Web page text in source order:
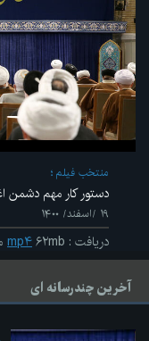
منتخب فیلم
دستور کار مهم دشمن
۱۹ /اسفند/ ۱۴۰۰
دریافت : mp۴۶۲mb
آخرین چندرسانه ای